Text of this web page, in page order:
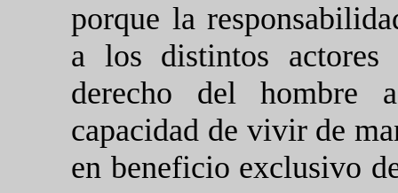
porque la
a los distintos
derecho del hombre
capacidad de vivir de
en beneficio exclusivo